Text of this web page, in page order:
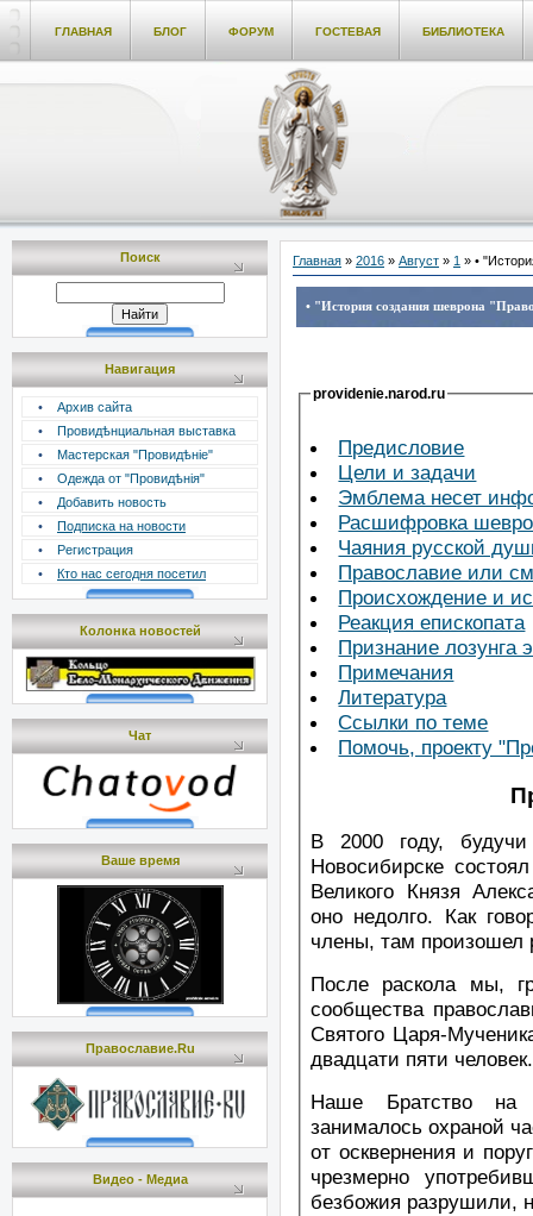
ГЛАВНАЯ БЛОГ ФОРУМ ГОСТЕВАЯ БИБЛИОТЕКА
Поиск
Навигация
•
Архив сайта
•
Провидѣнциальная выставка
•
Мастерская "Провидѣніе"
•
Одежда от "Провидѣнія"
•
Добавить новость
•
Подписка на новости
•
Регистрация
•
Кто нас сегодня посетил
Колонка новостей
Чат
Ваше время
Православие.Ru
Видео - Медиа
Главная » 2016 » Август » 1 » •
• "История создания шеврона
providenie.narod.ru
Предисловие
Цели и задачи
Эмблема несет
Расшифровка
Чаяния русской
Православие или
Происхождение и
Реакция епископата
Признание лозунга
Примечания
Литература
Ссылки по теме
Помочь, проекту
В 2000 году,
Новосибирске
Великого Князя
оно недолго. Как
члены, там произошел
После раскола мы,
сообщества
Святого Царя-
двадцати пяти человек.
Наше Братство на
занималось охраной
от осквернения и
чрезмерно
безбожия разрушили,